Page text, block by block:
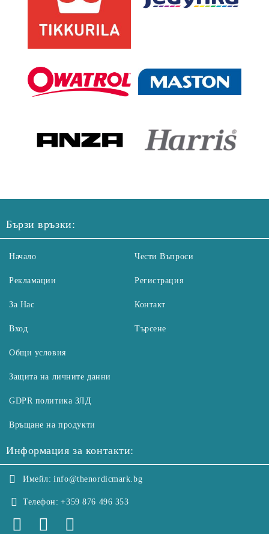
Бързи връзки:
Начало
Рекламации
За Нас
Вход
Чести Въпроси
Регистрация
Контакт
Търсене
Общи условия
Защита на личните данни
GDPR политика ЗЛД
Връщане на продукти
Информация за контакти:
Имейл: info@thenordicmark.bg
Телефон: +359 876 496 353